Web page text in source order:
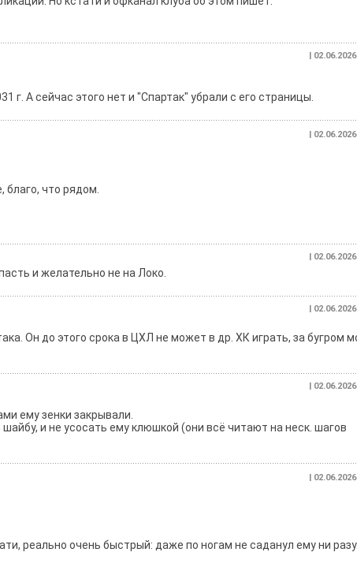
|
г. А сейчас этого нет и "Спартак" убрали с его страницы.
|
благо, что рядом.
|
и желательно не на Локо.
|
Он до этого срока в ЦХЛ не может в др. ХК играть, за бугром
|
ему зенки закрывали.
и не усосать ему клюшкой (они всё читают на неск. шагов
|
реально очень быстрый: даже по ногам не саданул ему ни разу.